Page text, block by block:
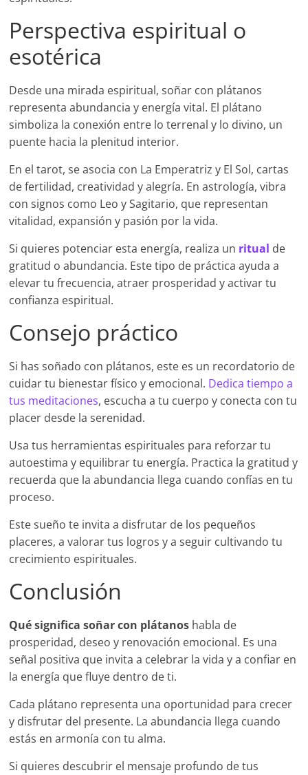
Perspectiva espiritual o
esotérica
Desde una mirada espiritual, soñar con plátanos
representa abundancia y energía vital. El plátano
simboliza la conexión entre lo terrenal y lo divino, un
puente hacia la plenitud interior.
En el tarot, se asocia con La Emperatriz y El Sol, cartas
de fertilidad, creatividad y alegría. En astrología, vibra
con signos como Leo y Sagitario, que representan
vitalidad, expansión y pasión por la vida.
Si quieres potenciar esta energía, realiza un ritual de
gratitud o abundancia. Este tipo de práctica ayuda a
elevar tu frecuencia, atraer prosperidad y activar tu
confianza espiritual.
Consejo práctico
Si has soñado con plátanos, este es un recordatorio de
cuidar tu bienestar físico y emocional. Dedica tiempo a
tus meditaciones, escucha a tu cuerpo y conecta con tu
placer desde la serenidad.
Usa tus herramientas espirituales para reforzar tu
autoestima y equilibrar tu energía. Practica la gratitud y
recuerda que la abundancia llega cuando confías en tu
proceso.
Este sueño te invita a disfrutar de los pequeños
placeres, a valorar tus logros y a seguir cultivando tu
crecimiento espirituales.
Conclusión
Qué significa soñar con plátanos habla de
prosperidad, deseo y renovación emocional. Es una
señal positiva que invita a celebrar la vida y a confiar en
la energía que fluye dentro de ti.
Cada plátano representa una oportunidad para crecer
y disfrutar del presente. La abundancia llega cuando
estás en armonía con tu alma.
Si quieres descubrir el mensaje profundo de tus